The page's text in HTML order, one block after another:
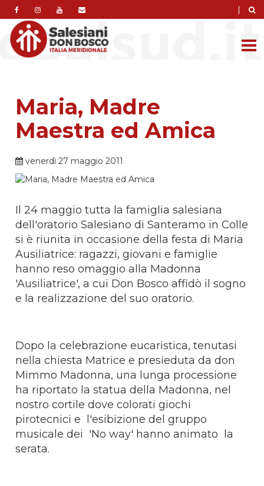
|
Maria, Madre
Maestra ed Amica
venerdì 27 maggio 2011
Il 24 maggio tutta la famiglia salesiana
dell'oratorio Salesiano di Santeramo in Colle
si è riunita in occasione della festa di Maria
Ausiliatrice: ragazzi, giovani e famiglie
hanno reso omaggio alla Madonna
'Ausiliatrice', a cui Don Bosco affidò il sogno
e la realizzazione del suo oratorio.
Dopo la celebrazione eucaristica, tenutasi
nella chiesta Matrice e presieduta da don
Mimmo Madonna, una lunga processione
ha riportato la statua della Madonna, nel
nostro cortile dove colorati giochi
pirotecnici e l'esibizione del gruppo
musicale dei 'No way' hanno animato la
serata.